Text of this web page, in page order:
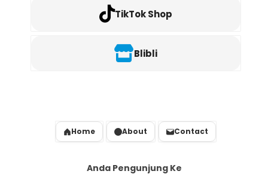
TikTok Shop
Blibli
Home About Contact
Anda Pengunjung Ke